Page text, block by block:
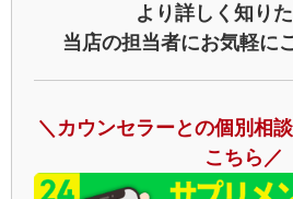
より詳しく知り
当店の担当者にお気軽に
＼カウンセラーとの個別相
こちら／